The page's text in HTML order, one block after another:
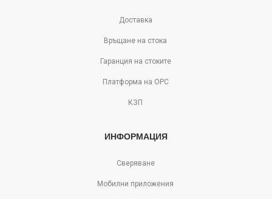
Доставка
Връщане на стока
Гаранция на стоките
Платформа на ОРС
КЗП
ИНФОРМАЦИЯ
Сверяване
Мобилни приложения